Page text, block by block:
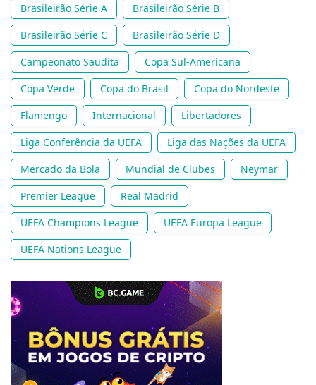
Brasileirão Série A
Brasileirão Série B
Brasileirão Série C
Brasileirão Série D
Campeonato Saudita
Copa Sul-Americana
Copa Verde
Copa do Brasil
Copa do Nordeste
Flamengo
Internacional
Libertadores
Liga Conferência da UEFA
Liga das Nações da UEFA
Mercado da Bola
Mundial de Clubes
Neymar
Premier League
Real Madrid
UEFA Champions League
UEFA Europa League
UEFA Nations League